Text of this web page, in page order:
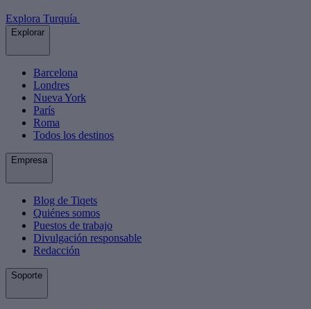
Explora Turquía
Explorar
Barcelona
Londres
Nueva York
París
Roma
Todos los destinos
Empresa
Blog de Tiqets
Quiénes somos
Puestos de trabajo
Divulgación responsable
Redacción
Soporte